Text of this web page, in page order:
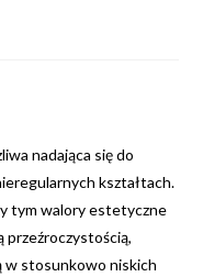
nadająca się do
kształtach.
tym walory estetyczne
przeźroczystością,
w stosunkowo niskich